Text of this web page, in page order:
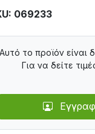
069233
Αυτό το προϊόν είναι
Για να δείτε